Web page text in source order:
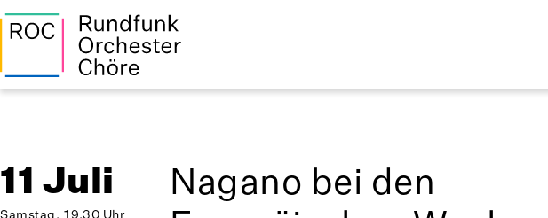
11 Juli
Samstag, 19.30 Uhr
Nagano bei den